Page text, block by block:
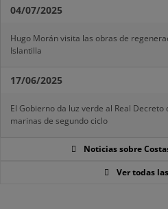
04/07/2025
Hugo Morán visita las obras de
Islantilla
17/06/2025
El Gobierno da luz verde al Real
marinas de segundo ciclo
Noticias sobre
Ver todas